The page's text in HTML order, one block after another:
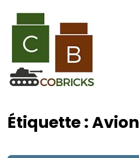
Étiquette :Avion